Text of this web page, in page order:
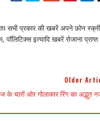
सभी प्रकार की खबरें अपने फ़ोन
इत्यादि खबरें रोजाना प्राप्त
Older
चारों ओर गोलाकार रिंग का अद्भुत